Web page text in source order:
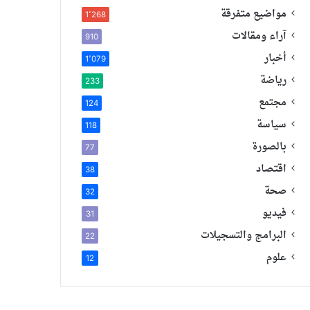
مواضيع متفرقة 1٬268
آراء ومقالات 910
أخبار 1٬079
رياضة 233
مجتمع 124
سياسة 118
بالصورة 77
اقتصاد 38
صحة 32
فيديو 31
البرامج والتسجيلات 22
علوم 12